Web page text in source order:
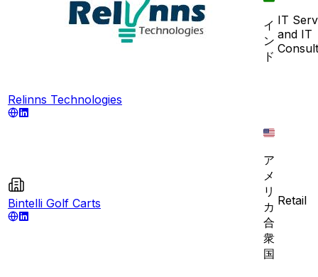
Relinns Technologies
イ
ン
ド
IT
and IT
Bintelli Golf Carts
ア
メ
リ
カ
合
衆
国
Retail